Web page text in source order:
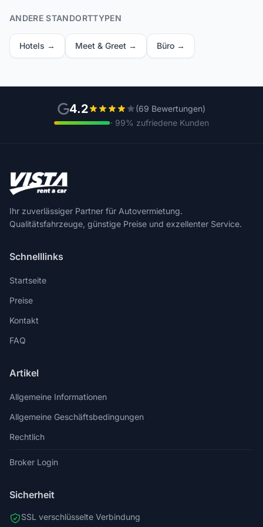
ANDERE STANDORTTYPEN
Hotels → Meet & Greet → Büro →
4.2
(69 Bewertungen)
· 99% zufriedene Kunden
Ihr zuverlässiger Partner für Autovermietung.
Qualitätsfahrzeuge, günstige Preise und exzellenter Service.
Schnelllinks
Startseite
Preise
Kontakt
FAQ
Artikel
Allgemeine Informationen
Allgemeine Geschäftsbedingungen
Rechtlich
Broker Login
Sicherheit
SSL verschlüsselte Verbindung